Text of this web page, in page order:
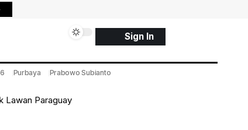
Sign In
Purbaya Prabowo Subianto
Lawan Paraguay